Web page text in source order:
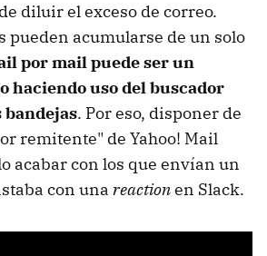
diluir el exceso de correo.
pueden acumularse de un solo
por mail puede ser un
haciendo uso del buscador
bandejas. Por eso, disponer de
remitente" de Yahoo! Mail
acabar con los que envían un
con una reactionen Slack.